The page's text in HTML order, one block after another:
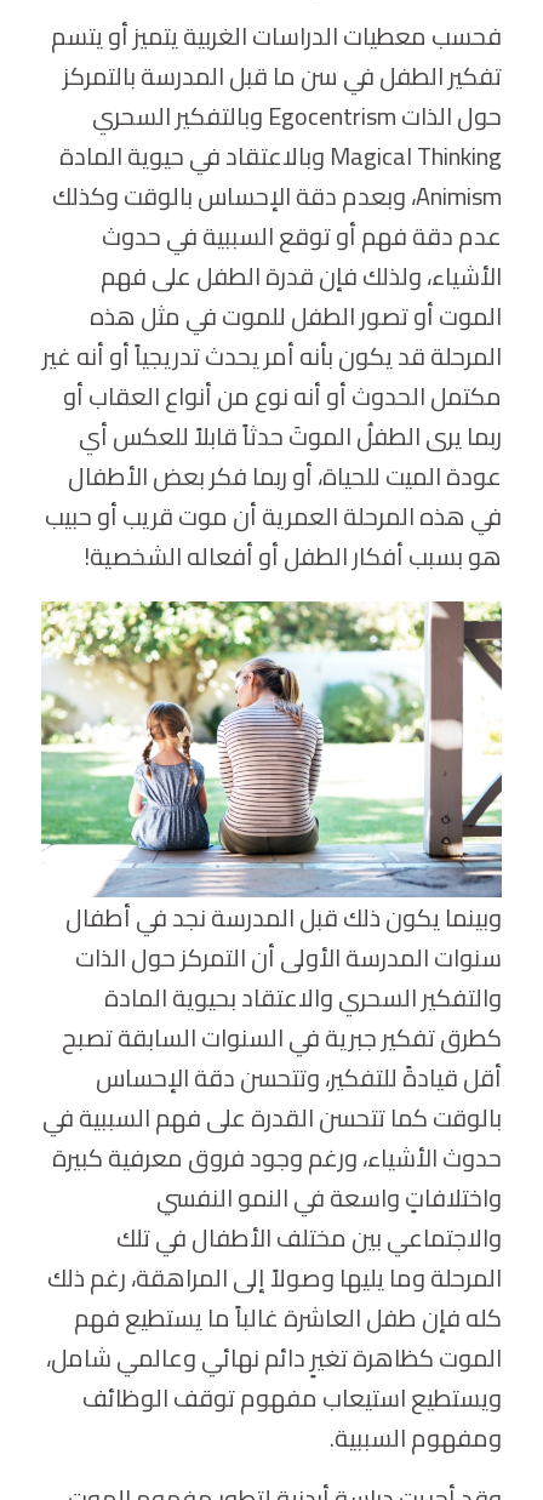
فحسب معطيات الدراسات الغربية يتميز أو يتسم
تفكير الطفل في سن ما قبل المدرسة بالتمركز
حول الذات Egocentrism وبالتفكير السحري
Magical Thinking وبالاعتقاد في حيوية المادة
Animism، وبعدم دقة الإحساس بالوقت وكذلك
عدم دقة فهم أو توقع السببية في حدوث
الأشياء، ولذلك فإن قدرة الطفل على فهم
الموت أو تصور الطفل للموت في مثل هذه
المرحلة قد يكون بأنه أمر يحدث تدريجياً أو أنه غير
مكتمل الحدوث أو أنه نوع من أنواع العقاب أو
ربما يرى الطفلُ الموتَ حدثاً قابلاً للعكس أي
عودة الميت للحياة، أو ربما فكر بعض الأطفال
في هذه المرحلة العمرية أن موت قريب أو حبيب
هو بسبب أفكار الطفل أو أفعاله الشخصية!
وبينما يكون ذلك قبل المدرسة نجد في أطفال
سنوات المدرسة الأولى أن التمركز حول الذات
والتفكير السحري والاعتقاد بحيوية المادة
كطرق تفكير جبرية في السنوات السابقة تصبح
أقل قيادةً للتفكير، وتتحسن دقة الإحساس
بالوقت كما تتحسن القدرة على فهم السببية في
حدوث الأشياء، ورغم وجود فروق معرفية كبيرة
واختلافاتٍ واسعة في النمو النفسي
والاجتماعي بين مختلف الأطفال في تلك
المرحلة وما يليها وصولاً إلى المراهقة، رغم ذلك
كله فإن طفل العاشرة غالباً ما يستطيع فهم
الموت كظاهرة تغيرٍ دائم نهائي وعالمي شامل،
ويستطيع استيعاب مفهوم توقف الوظائف
ومفهوم السببية.